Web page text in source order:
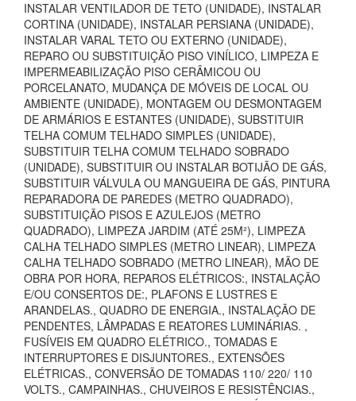
INSTALAR VENTILADOR DE TETO (UNIDADE), INSTALAR
CORTINA (UNIDADE), INSTALAR PERSIANA (UNIDADE),
INSTALAR VARAL TETO OU EXTERNO (UNIDADE),
REPARO OU SUBSTITUIÇÃO PISO VINÍLICO, LIMPEZA E
IMPERMEABILIZAÇÃO PISO CERÂMICOU OU
PORCELANATO, MUDANÇA DE MÓVEIS DE LOCAL OU
AMBIENTE (UNIDADE), MONTAGEM OU DESMONTAGEM
DE ARMÁRIOS E ESTANTES (UNIDADE), SUBSTITUIR
TELHA COMUM TELHADO SIMPLES (UNIDADE),
SUBSTITUIR TELHA COMUM TELHADO SOBRADO
(UNIDADE), SUBSTITUIR OU INSTALAR BOTIJÃO DE GÁS,
SUBSTITUIR VÁLVULA OU MANGUEIRA DE GÁS, PINTURA
REPARADORA DE PAREDES (METRO QUADRADO),
SUBSTITUIÇÃO PISOS E AZULEJOS (METRO
QUADRADO), LIMPEZA JARDIM (ATÉ 25M²), LIMPEZA
CALHA TELHADO SIMPLES (METRO LINEAR), LIMPEZA
CALHA TELHADO SOBRADO (METRO LINEAR), MÃO DE
OBRA POR HORA, REPAROS ELÉTRICOS:, INSTALAÇÃO
E/OU CONSERTOS DE:, PLAFONS E LUSTRES E
ARANDELAS., QUADRO DE ENERGIA., INSTALAÇÃO DE
PENDENTES, LÂMPADAS E REATORES LUMINÁRIAS. ,
FUSÍVEIS EM QUADRO ELÉTRICO., TOMADAS E
INTERRUPTORES E DISJUNTORES., EXTENSÕES
ELÉTRICAS., CONVERSÃO DE TOMADAS 110/ 220/ 110
VOLTS., CAMPAINHAS., CHUVEIROS E RESISTÊNCIAS.,